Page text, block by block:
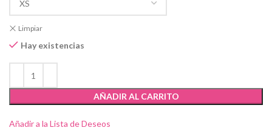
Limpiar
Hay existencias
AÑADIR AL CARRITO
Añadir a la Lista de Deseos